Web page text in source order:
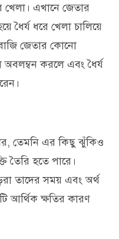
খেলা। এখানে জেতার
ধৈর্য ধরে খেলা চালিয়ে
জেতার কোনো
করলে এবং ধৈর্য
তেমনি এর কিছু ঝুঁকিও
তৈরি হতে পারে।
তাদের সময় এবং অর্থ
আর্থিক ক্ষতির কারণ